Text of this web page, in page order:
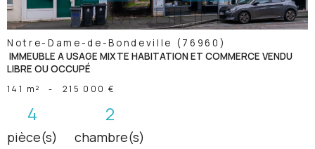
Notre-Dame-de-Bondeville (76960)
IMMEUBLE A USAGE MIXTE HABITATION ET COMMERCE VENDU
LIBRE OU OCCUPÉ
141 m² - 215 000 €
4
pièce(s)
2
chambre(s)